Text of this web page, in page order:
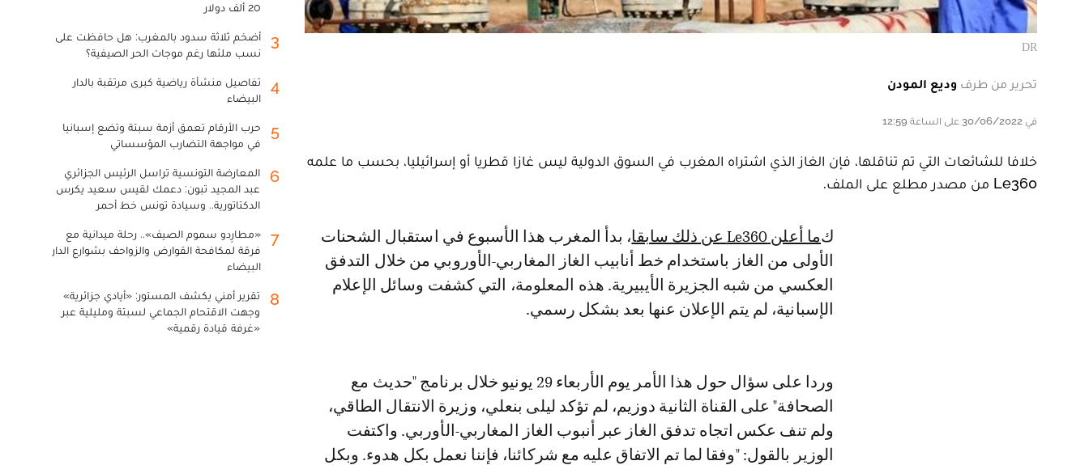
DR
تحرير من طرف وديع المودن
في 30/06/2022 على الساعة 12:59
خلافا للشائعات التي تم تناقلها، فإن الغاز الذي اشتراه المغرب في السوق الدولية ليس غازا قطريا أو إسرائيليا، بحسب ما علمه
Le360 من مصدر مطلع على الملف.
كما أعلن Le360 عن ذلك سابقا
، بدأ المغرب هذا الأسبوع في استقبال الشحنات
الأولى من الغاز باستخدام خط أنابيب الغاز المغاربي-الأوروبي من خلال التدفق
العكسي من شبه الجزيرة الأيبيرية. هذه المعلومة، التي كشفت وسائل الإعلام
الإسبانية، لم يتم الإعلان عنها بعد بشكل رسمي.
وردا على سؤال حول هذا الأمر يوم الأربعاء 29 يونيو خلال برنامج "حديث مع
الصحافة" على القناة الثانية دوزيم، لم تؤكد ليلى بنعلي، وزيرة الانتقال الطاقي،
ولم تنف عكس اتجاه تدفق الغاز عبر أنبوب الغاز المغاربي-الأوربي. واكتفت
الوزير بالقول: "وفقا لما تم الاتفاق عليه مع شركائنا، فإننا نعمل بكل هدوء. وبكل
20 ألف دولار
3
أضخم ثلاثة سدود بالمغرب: هل حافظت على
نسب ملئها رغم موجات الحر الصيفية؟
4
تفاصيل منشأة رياضية كبرى مرتقبة بالدار
البيضاء
5
حرب الأرقام تعمق أزمة سبتة وتضع إسبانيا
في مواجهة التضارب المؤسساتي
6
المعارضة التونسية تراسل الرئيس الجزائري
عبد المجيد تبون: دعمك لقيس سعيد يكرس
الدكتاتورية.. وسيادة تونس خط أحمر
7
«مطارِدو سموم الصيف».. رحلة ميدانية مع
فرقة لمكافحة القوارض والزواحف بشوارع الدار
البيضاء
8
تقرير أمني يكشف المستور: «أيادي جزائرية»
وجهت الاقتحام الجماعي لسبتة ومليلية عبر
«غرفة قيادة رقمية»